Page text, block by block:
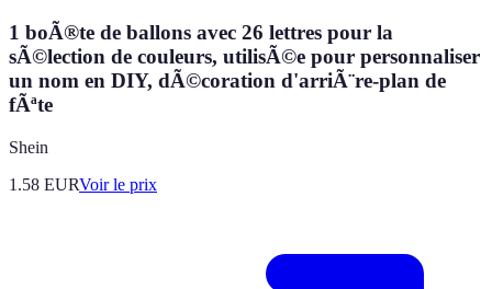
1 boÃ®te de ballons avec 26 lettres pour la
sÃ©lection de couleurs, utilisÃ©e pour personnaliser
un nom en DIY, dÃ©coration d'arriÃ¨re-plan de
fÃªte
Shein
1.58 EURVoir le prix